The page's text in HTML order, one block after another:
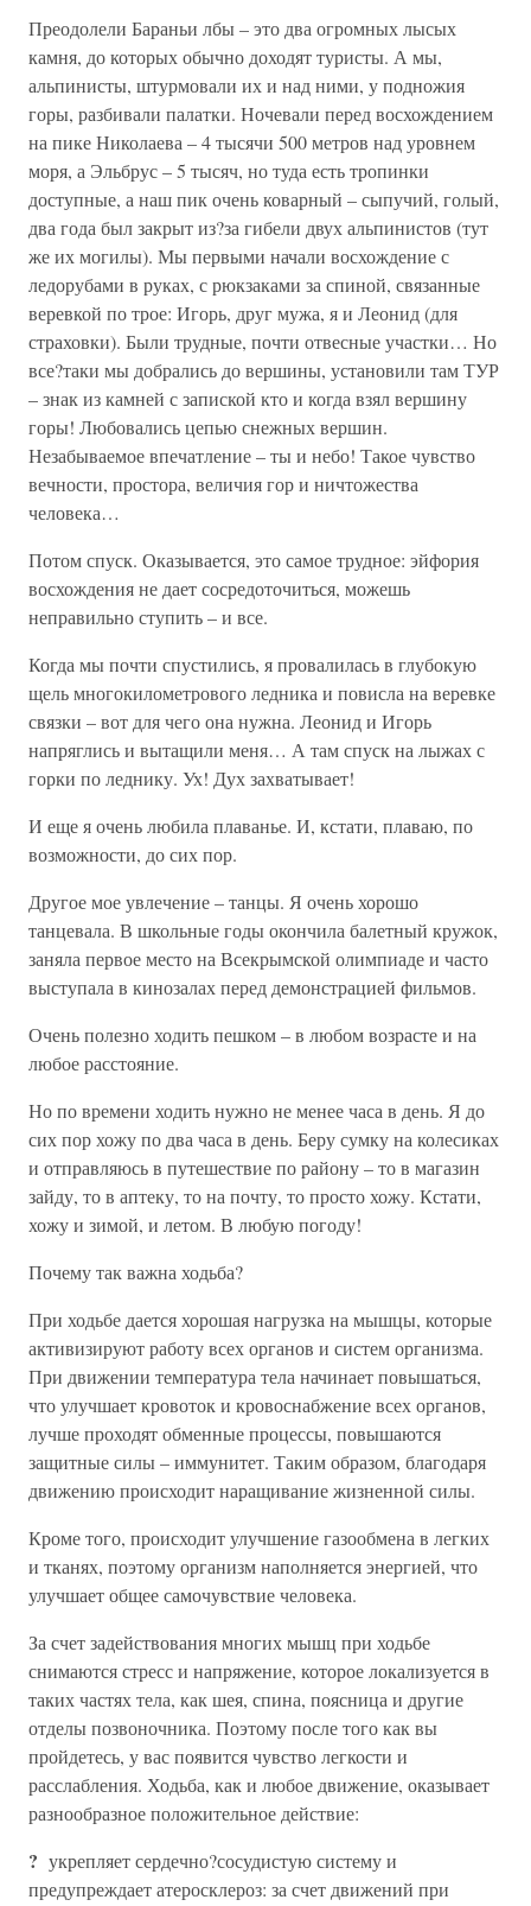
Преодолели Бараньи лбы – это два огромных лысых
камня, до которых обычно доходят туристы. А мы,
альпинисты, штурмовали их и над ними, у подножия
горы, разбивали палатки. Ночевали перед восхождением
на пике Николаева – 4 тысячи 500 метров над уровнем
моря, а Эльбрус – 5 тысяч, но туда есть тропинки
доступные, а наш пик очень коварный – сыпучий, голый,
два года был закрыт из?за гибели двух альпинистов (тут
же их могилы). Мы первыми начали восхождение с
ледорубами в руках, с рюкзаками за спиной, связанные
веревкой по трое: Игорь, друг мужа, я и Леонид (для
страховки). Были трудные, почти отвесные участки… Но
все?таки мы добрались до вершины, установили там ТУР
– знак из камней с запиской кто и когда взял вершину
горы! Любовались цепью снежных вершин.
Незабываемое впечатление – ты и небо! Такое чувство
вечности, простора, величия гор и ничтожества
человека…
Потом спуск. Оказывается, это самое трудное: эйфория
восхождения не дает сосредоточиться, можешь
неправильно ступить – и все.
Когда мы почти спустились, я провалилась в глубокую
щель многокилометрового ледника и повисла на веревке
связки – вот для чего она нужна. Леонид и Игорь
напряглись и вытащили меня… А там спуск на лыжах с
горки по леднику. Ух! Дух захватывает!
И еще я очень любила плаванье. И, кстати, плаваю, по
возможности, до сих пор.
Другое мое увлечение – танцы. Я очень хорошо
танцевала. В школьные годы окончила балетный кружок,
заняла первое место на Всекрымской олимпиаде и часто
выступала в кинозалах перед демонстрацией фильмов.
Очень полезно ходить пешком – в любом возрасте и на
любое расстояние.
Но по времени ходить нужно не менее часа в день. Я до
сих пор хожу по два часа в день. Беру сумку на колесиках
и отправляюсь в путешествие по району – то в магазин
зайду, то в аптеку, то на почту, то просто хожу. Кстати,
хожу и зимой, и летом. В любую погоду!
Почему так важна ходьба?
При ходьбе дается хорошая нагрузка на мышцы, которые
активизируют работу всех органов и систем организма.
При движении температура тела начинает повышаться,
что улучшает кровоток и кровоснабжение всех органов,
лучше проходят обменные процессы, повышаются
защитные силы – иммунитет. Таким образом, благодаря
движению происходит наращивание жизненной силы.
Кроме того, происходит улучшение газообмена в легких
и тканях, поэтому организм наполняется энергией, что
улучшает общее самочувствие человека.
За счет задействования многих мышц при ходьбе
снимаются стресс и напряжение, которое локализуется в
таких частях тела, как шея, спина, поясница и другие
отделы позвоночника. Поэтому после того как вы
пройдетесь, у вас появится чувство легкости и
расслабления. Ходьба, как и любое движение, оказывает
разнообразное положительное действие:
? укрепляет сердечно?сосудистую систему и
предупреждает атеросклероз: за счет движений при